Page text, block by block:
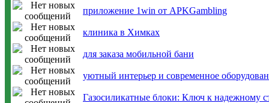
приложение 1win от APKGambling
клиника в Химках
для заказа мобильной бани
уютный интерьер и современное
Газосиликатные блоки: Ключ к надежному